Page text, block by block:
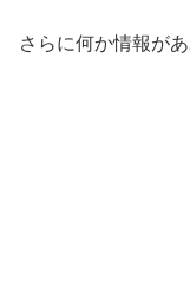
さらに何か情報が